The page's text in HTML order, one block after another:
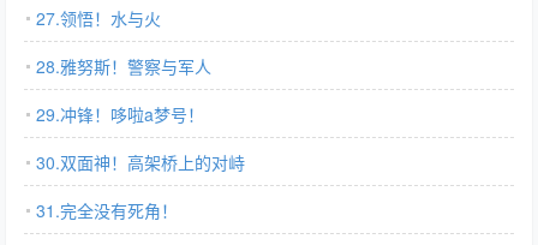
27.领悟！水与火
28.雅努斯！警察与军人
29.冲锋！哆啦a梦号！
30.双面神！高架桥上的对峙
31.完全没有死角！